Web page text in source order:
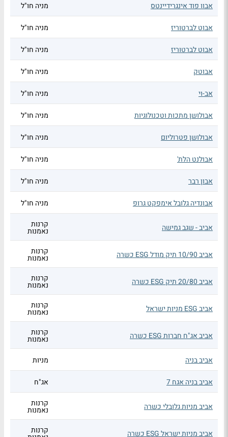
אבוו פוד אינגרידיינטס מניה חו"ל
אבוט לברטוריז מניה חו"ל
אבוט לברטוריז מניה חו"ל
אבוטק מניה חו"ל
אב-וי מניה חו"ל
אבולושן מתכות וטכנולוגיות מניה חו"ל
אבולושן פטרוליום מניה חו"ל
אבולנט הלת' מניה חו"ל
אבון רבר מניה חו"ל
אבונדיה גלובל אימפקט גרופ מניה חו"ל
אביב - שגב גמישה קרנות
נאמנות
אביב 10/90 תיק מודל ESG כשרה קרנות
נאמנות
אביב 20/80 תיק ESG כשרה קרנות
נאמנות
אביב ESG מניות ישראל קרנות
נאמנות
אביב אג"ח חברות ESG כשרה קרנות
נאמנות
אביב בניה
מניות
אביב בניה אגח 7 אג"ח
אביב מניות גלובלי כשרה קרנות
נאמנות
אביב מניות ישראל ESG כשרה קרנות